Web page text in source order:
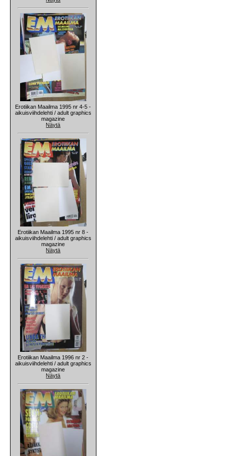
Erotiikan Maailma 1995 nr 4-5 -
aikuisviihdelehti / adult graphics
magazine
Näytä
Erotiikan Maailma 1995 nr 8 -
aikuisviihdelehti / adult graphics
magazine
Näytä
Erotiikan Maailma 1996 nr 2 -
aikuisviihdelehti / adult graphics
magazine
Näytä